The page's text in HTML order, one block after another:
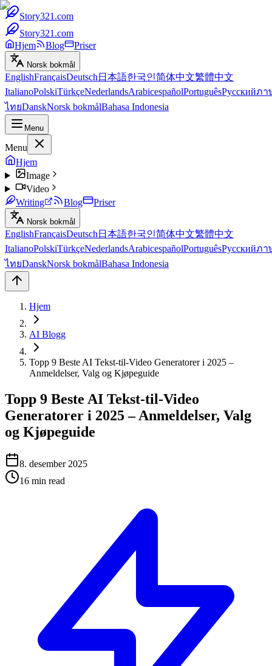
Story321.com
Story321.com
Hjem
Blog Priser
Norsk bokmål
EnglishFrançaisDeutsch 日本語한국인简体中文繁體中文
ItalianoPolskiTürkçeNederlandsArabicespañolPortuguêsРусскийภา
ไทยDanskNorsk bokmålBahasa Indonesia
Menu
Menu
Hjem
Image
Video
Writing
Blog Priser
Norsk bokmål
EnglishFrançaisDeutsch 日本語한국인简体中文繁體中文
ItalianoPolskiTürkçeNederlandsArabicespañolPortuguêsРусскийภา
ไทยDanskNorsk bokmålBahasa Indonesia
Hjem
AI Blogg
Topp 9 Beste AI Tekst-til-Video Generatorer i 2025 –
Anmeldelser, Valg og Kjøpeguide
Topp 9 Beste AI Tekst-til-Video
Generatorer i 2025 – Anmeldelser, Valg
og Kjøpeguide
8. desember 2025
16 min read